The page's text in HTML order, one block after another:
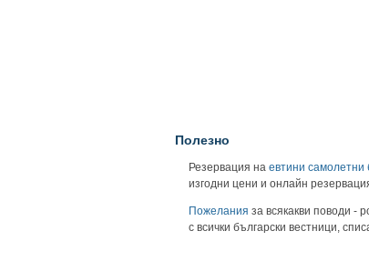
Полезно
Резервация на евтини самолетни
изгодни цени и онлайн
Пожелания за всякакви поводи -
с всички български вестници,